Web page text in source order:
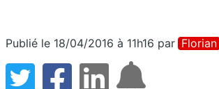
Publié le 18/04/2016 à 11h16 par Florian